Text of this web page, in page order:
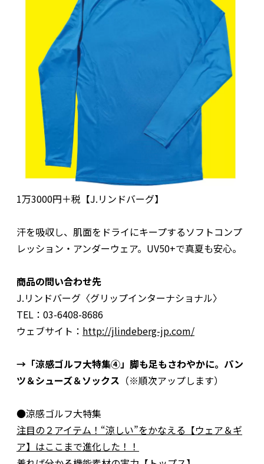
1万3000円＋税【J.リンドバーグ】
汗を吸収し、肌面をドライにキープするソフトコンプ
レッション・アンダーウェア。UV50+で真夏も安心。
商品の問い合わせ先
J.リンドバーグ〈グリップインターナショナル〉
TEL：03-6408-8686
ウェブサイト： http://jlindeberg-jp.com/
→「涼感ゴルフ大特集④」脚も足もさわやかに。パン
ツ＆シューズ＆ソックス （※順次アップします）
●涼感ゴルフ大特集
注目の２アイテム！“涼しい”をかなえる【ウェア＆ギ
ア】はここまで進化した！！